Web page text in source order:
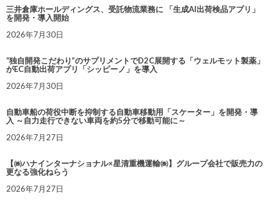
三井倉庫ホールディングス、受託物流業務に 「生成AI出荷検品アプリ」
を開発・導入開始
2026年7月30日
“独自開発こだわり”のサプリメントでD2C展開する「ウェルモット製薬」
がEC自動出荷アプリ「シッピーノ」を導入
2026年7月30日
自動車船の荷役中断を抑制する自動車移動用「スケーター」を開発・導
入 ～自力走行できない車両を約5分で移動可能に～
2026年7月27日
【㈱ハナインターナショナル×星清重機運輸㈱】グループ会社で販売力の
更なる強化ねらう
2026年7月27日